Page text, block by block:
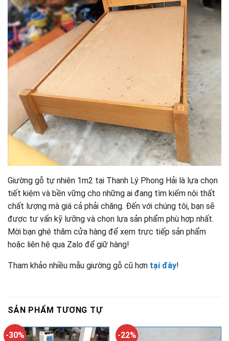
Giường gỗ tự nhiên 1m2 tại Thanh Lý Phong Hải là lựa chọn
tiết kiệm và bền vững cho những ai đang tìm kiếm nội thất
chất lượng mà giá cả phải chăng. Đến với chúng tôi, bạn sẽ
được tư vấn kỹ lưỡng và chọn lựa sản phẩm phù hợp nhất.
Mời bạn ghé thăm cửa hàng để xem trực tiếp sản phẩm
hoặc liên hệ qua Zalo để giữ hàng!
Tham khảo nhiều mẫu giường gỗ cũ hơn tại đây!
SẢN PHẨM TƯƠNG TỰ
-30% -22%